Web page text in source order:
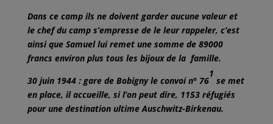
Dans ce camp ils ne doivent garder aucune valeur et
le chef du camp s’empresse de le leur rappeler, c’est
ainsi que Samuel lui remet une somme de 89000
francs environ plus tous les bijoux de la famille.
30 juin 1944 : gare de Bobigny le convoi n° 76
1
se met
en place, il accueille, si l’on peut dire, 1153 réfugiés
pour une destination ultime Auschwitz-Birkenau.